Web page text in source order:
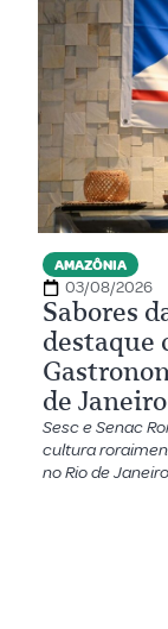
AMAZÔNIA
03/08/2026
Sabores
destaque
de Janeiro
Sesc e Senac
cultura
no Rio de Janeiro